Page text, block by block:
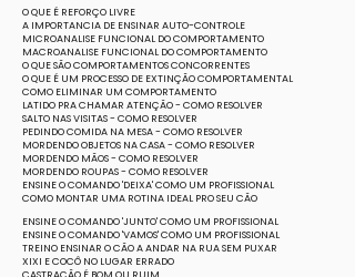
O QUE É REFORÇO LIVRE
A IMPORTANCIA DE ENSINAR AUTO-CONTROLE
MICROANALISE FUNCIONAL DO COMPORTAMENTO
MACROANALISE FUNCIONAL DO COMPORTAMENTO
O QUE SÃO COMPORTAMENTOS CONCORRENTES
O QUE É UM PROCESSO DE EXTINÇÃO COMPORTAMENTAL
COMO ELIMINAR UM COMPORTAMENTO
LATIDO PRA CHAMAR ATENÇÃO - COMO RESOLVER
SALTO NAS VISITAS - COMO RESOLVER
PEDINDO COMIDA NA MESA - COMO RESOLVER
MORDENDO OBJETOS NA CASA - COMO RESOLVER
MORDENDO MÃOS - COMO RESOLVER
MORDENDO ROUPAS - COMO RESOLVER
ENSINE O COMANDO 'DEIXA' COMO UM PROFISSIONAL
COMO MONTAR UMA ROTINA IDEAL PRO SEU CÃO
ENSINE O COMANDO 'JUNTO' COMO UM PROFISSIONAL
ENSINE O COMANDO 'VAMOS' COMO UM PROFISSIONAL
TREINO ENSINAR O CÃO A ANDAR NA RUA SEM PUXAR
XIXI E COCÔ NO LUGAR ERRADO